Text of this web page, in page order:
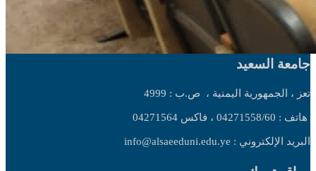
جامعة السعيد
تعز ، الجمهورية اليمنية ، ص.ب : 4999
هاتف : 04271558/60 ، فاكس 04271564
البريد الإلكتروني : info@alsaeeduni.edu.ye